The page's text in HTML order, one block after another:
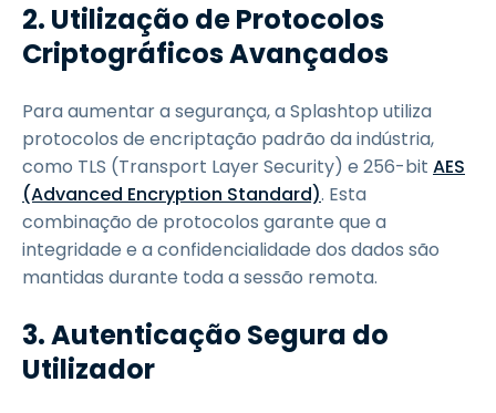
2. Utilização de Protocolos
Criptográficos Avançados
Para aumentar a segurança, a Splashtop utiliza
protocolos de encriptação padrão da indústria,
como TLS (Transport Layer Security) e 256-bit AES
(Advanced Encryption Standard). Esta
combinação de protocolos garante que a
integridade e a confidencialidade dos dados são
mantidas durante toda a sessão remota.
3. Autenticação Segura do
Utilizador